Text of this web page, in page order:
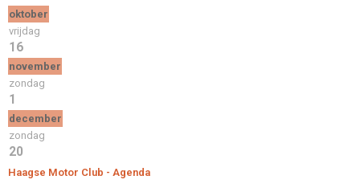
oktober
vrijdag
16
november
zondag
1
december
zondag
20
Haagse Motor Club - Agenda